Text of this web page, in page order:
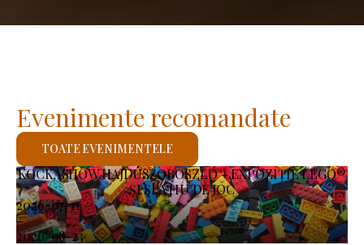
KOCKASHOW HAJDÚSZOBOSZLÓ – EXPOZIȚIE LEGO®
ȘI SPAȚIU DE JOC
2026-07-11
-
2026-08-23
Evenimente recomandate
TOATE EVENIMENTELE